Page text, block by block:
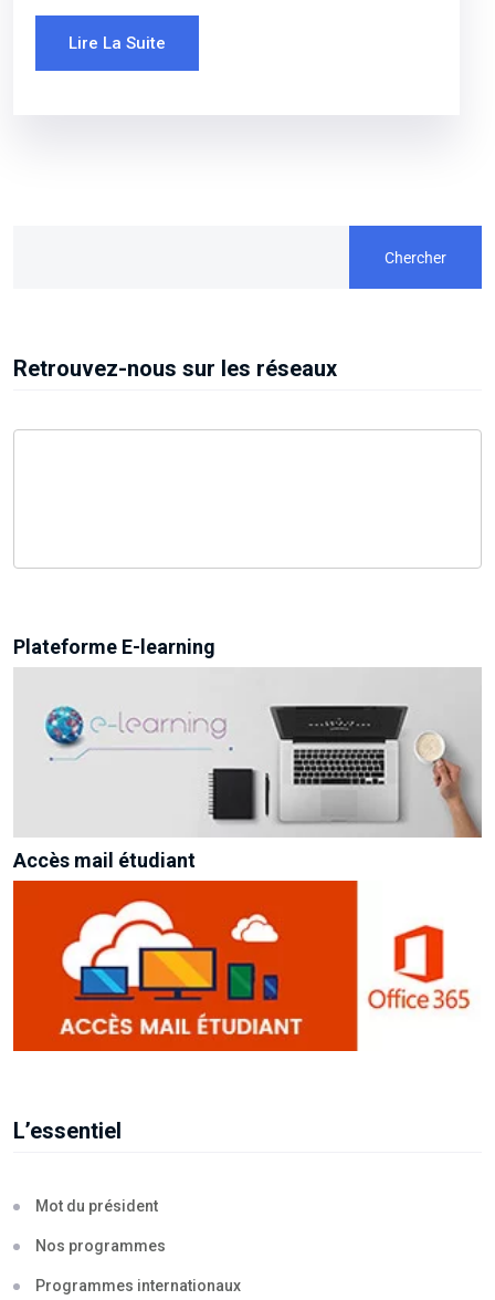
Lire La Suite
Chercher
Retrouvez-nous sur les réseaux
Plateforme E-learning
Accès mail étudiant
L’essentiel
Mot du président
Nos programmes
Programmes internationaux